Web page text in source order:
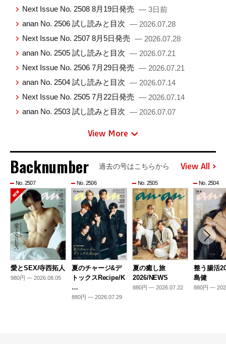
Next Issue No. 2508 8月19日発売 — 3日前
anan No. 2506 試し読みと目次 — 2026.07.28
Next Issue No. 2507 8月5日発売 — 2026.07.28
anan No. 2505 試し読みと目次 — 2026.07.21
Next Issue No. 2506 7月29日発売 — 2026.07.21
anan No. 2504 試し読みと目次 — 2026.07.14
Next Issue No. 2505 7月22日発売 — 2026.07.14
anan No. 2503 試し読みと目次 — 2026.07.07
View More
Backnumber 過去の号はこちらから View All
No. 2507
愛とSEX/寺西拓人
980円 — 2026.08.05
No. 2506
夏のチャージ&デ
トックスRecipe/K
…
880円 — 2026.07.29
No. 2505
夏の癒し旅
2026/NEWS
880円 — 2026.07.22
No. 2504
整う腸活
島健
880円 —